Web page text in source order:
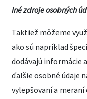
Iné zdroje osobných
Taktiež môžeme
ako sú napríklad
dodávajú informácie
ďalšie osobné údaje
vylepšovaní a